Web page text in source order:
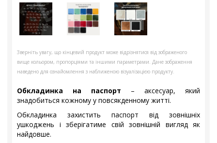
Зверніть увагу, що кінцевий продукт може відрізнятися від зображеного
вище кольором, пропорціями та іншими параметрами. Дане зображення
наведено для ознайомлення з наближеною візуалізацією продукту.
Обкладинка на паспорт – аксесуар, який
знадобиться кожному у повсякденному житті.
Обкладинка захистить паспорт від зовнішніх
ушкоджень і зберігатиме свій зовнішній вигляд як
найдовше.